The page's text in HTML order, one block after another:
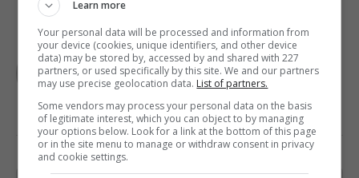
TELEKRITIKA
Learn more
Your personal data will be processed and information from
your device (cookies, unique identifiers, and other device
data) may be stored by, accessed by and shared with 227
partners, or used specifically by this site. We and our partners
may use precise geolocation data. List of partners.
Some vendors may process your personal data on the basis
of legitimate interest, which you can object to by managing
your options below. Look for a link at the bottom of this page
or in the site menu to manage or withdraw consent in privacy
and cookie settings.